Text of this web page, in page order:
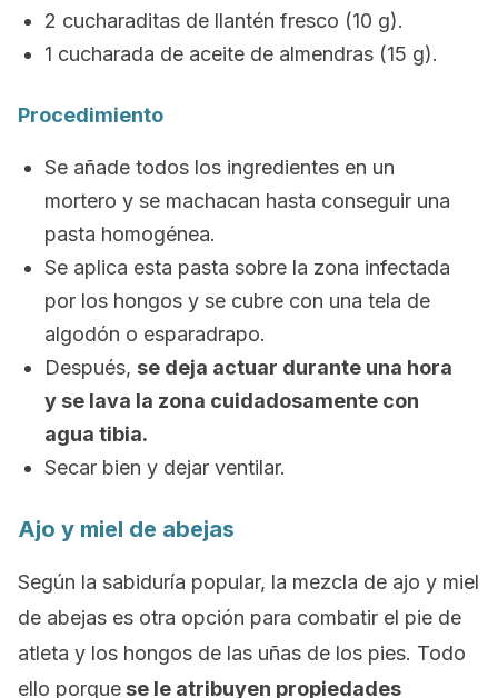
2 cucharaditas de llantén fresco (10 g).
1 cucharada de aceite de almendras (15 g).
Procedimiento
Se añade todos los ingredientes en un
mortero y se machacan hasta conseguir una
pasta homogénea.
Se aplica esta pasta sobre la zona infectada
por los hongos y se cubre con una tela de
algodón o esparadrapo.
Después, se deja actuar durante una hora
y se lava la zona cuidadosamente con
agua tibia.
Secar bien y dejar ventilar.
Ajo y miel de abejas
Según la sabiduría popular, la mezcla de ajo y miel
de abejas es otra opción para combatir el pie de
atleta y los hongos de las uñas de los pies. Todo
ello porque se le atribuyen propiedades